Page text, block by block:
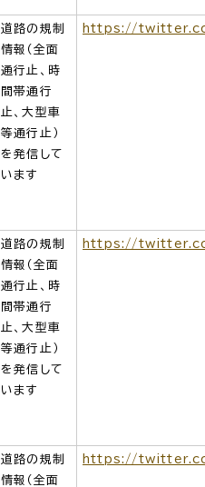
道路の規制
情報（全面
通行止、時
間帯通行
止、大型車
等通行止）
を発信して
います
https://
道路の規制
情報（全面
通行止、時
間帯通行
止、大型車
等通行止）
を発信して
います
https://
道路の規制
情報（全面
https://